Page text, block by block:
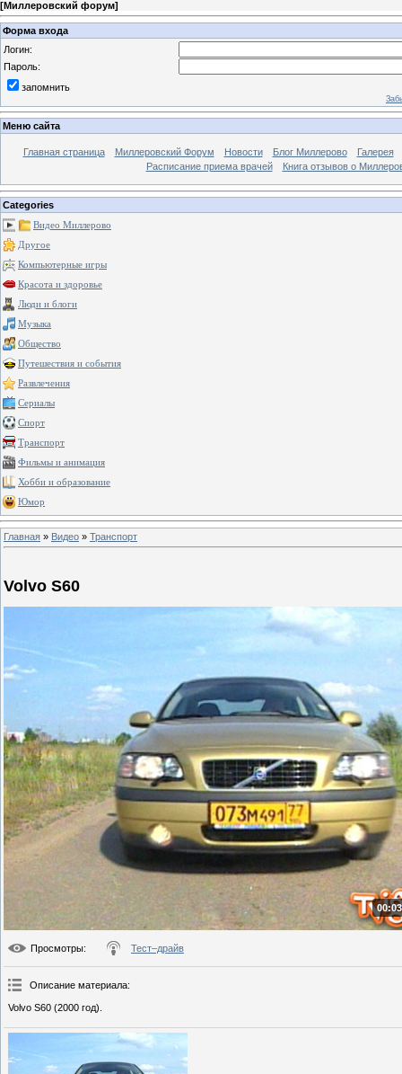
[Миллеровский форум]
Форма входа
Логин:
Пароль:
запомнить
Меню сайта
Главная страница Миллеровский Форум Новости Блог Миллерово
Галерея
Расписание приема врачей
Книга отзывов о
Categories
Видео Миллерово
Другое
Компьютерные игры
Красота и здоровье
Люди и блоги
Музыка
Общество
Путешествия и события
Развлечения
Сериалы
Спорт
Транспорт
Фильмы и анимация
Хобби и образование
Юмор
Главная » Видео » Транспорт
Volvo S60
Просмотры: Тест–драйв
Описание материала:
Volvo S60 (2000 год).